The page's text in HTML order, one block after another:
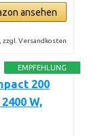
ansehen
zzgl. Versandkosten
EMPFEHLUNG
200
W,